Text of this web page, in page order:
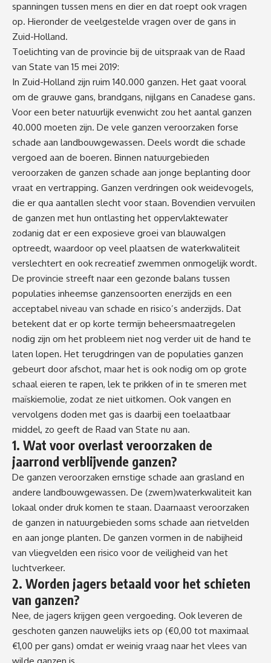
spanningen tussen mens en dier en dat roept ook vragen
op. Hieronder de veelgestelde vragen over de gans in
Zuid-Holland.
Toelichting van de provincie bij de uitspraak van de Raad
van State van 15 mei 2019:
In Zuid-Holland zijn ruim 140.000 ganzen. Het gaat vooral
om de grauwe gans, brandgans, nijlgans en Canadese gans.
Voor een beter natuurlijk evenwicht zou het aantal ganzen
40.000 moeten zijn. De vele ganzen veroorzaken forse
schade aan landbouwgewassen. Deels wordt die schade
vergoed aan de boeren. Binnen natuurgebieden
veroorzaken de ganzen schade aan jonge beplanting door
vraat en vertrapping. Ganzen verdringen ook weidevogels,
die er qua aantallen slecht voor staan. Bovendien vervuilen
de ganzen met hun ontlasting het oppervlaktewater
zodanig dat er een exposieve groei van blauwalgen
optreedt, waardoor op veel plaatsen de waterkwaliteit
verslechtert en ook recreatief zwemmen onmogelijk wordt.
De provincie streeft naar een gezonde balans tussen
populaties inheemse ganzensoorten enerzijds en een
acceptabel niveau van schade en risico’s anderzijds. Dat
betekent dat er op korte termijn beheersmaatregelen
nodig zijn om het probleem niet nog verder uit de hand te
laten lopen. Het terugdringen van de populaties ganzen
gebeurt door afschot, maar het is ook nodig om op grote
schaal eieren te rapen, lek te prikken of in te smeren met
maïskiemolie, zodat ze niet uitkomen. Ook vangen en
vervolgens doden met gas is daarbij een toelaatbaar
middel, zo geeft de Raad van State nu aan.
1. Wat voor overlast veroorzaken de
jaarrond verblijvende ganzen?
De ganzen veroorzaken ernstige schade aan grasland en
andere landbouwgewassen. De (zwem)waterkwaliteit kan
lokaal onder druk komen te staan. Daarnaast veroorzaken
de ganzen in natuurgebieden soms schade aan rietvelden
en aan jonge planten. De ganzen vormen in de nabijheid
van vliegvelden een risico voor de veiligheid van het
luchtverkeer.
2. Worden jagers betaald voor het schieten
van ganzen?
Nee, de jagers krijgen geen vergoeding. Ook leveren de
geschoten ganzen nauwelijks iets op (€0,00 tot maximaal
€1,00 per gans) omdat er weinig vraag naar het vlees van